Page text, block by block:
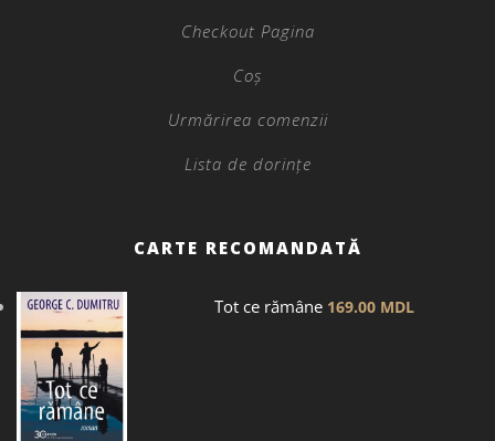
Checkout Pagina
Coș
Urmărirea comenzii
Lista de dorințe
CARTE RECOMANDATĂ
Tot ce rămâne 169.00 MDL